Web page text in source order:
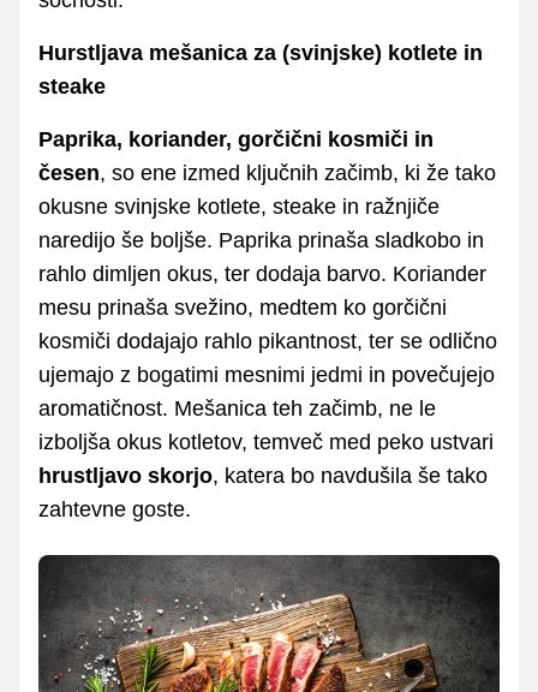
Hurstljava mešanica za (svinjske) kotlete in
steake
Paprika, koriander, gorčični kosmiči in
česen, so ene izmed ključnih začimb, ki že tako
okusne svinjske kotlete, steake in ražnjiče
naredijo še boljše. Paprika prinaša sladkobo in
rahlo dimljen okus, ter dodaja barvo. Koriander
mesu prinaša svežino, medtem ko gorčični
kosmiči dodajajo rahlo pikantnost, ter se odlično
ujemajo z bogatimi mesnimi jedmi in povečujejo
aromatičnost. Mešanica teh začimb, ne le
izboljša okus kotletov, temveč med peko ustvari
hrustljavo skorjo, katera bo navdušila še tako
zahtevne goste.